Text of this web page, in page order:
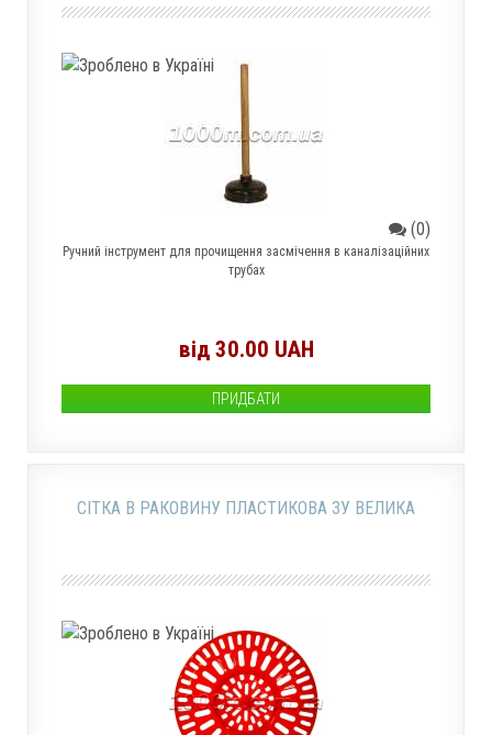
(0)
Ручний інструмент для прочищення засмічення в каналізаційних
трубах
від 30.00 UAH
ПРИДБАТИ
СІТКА В РАКОВИНУ ПЛАСТИКОВА ЗУ ВЕЛИКА